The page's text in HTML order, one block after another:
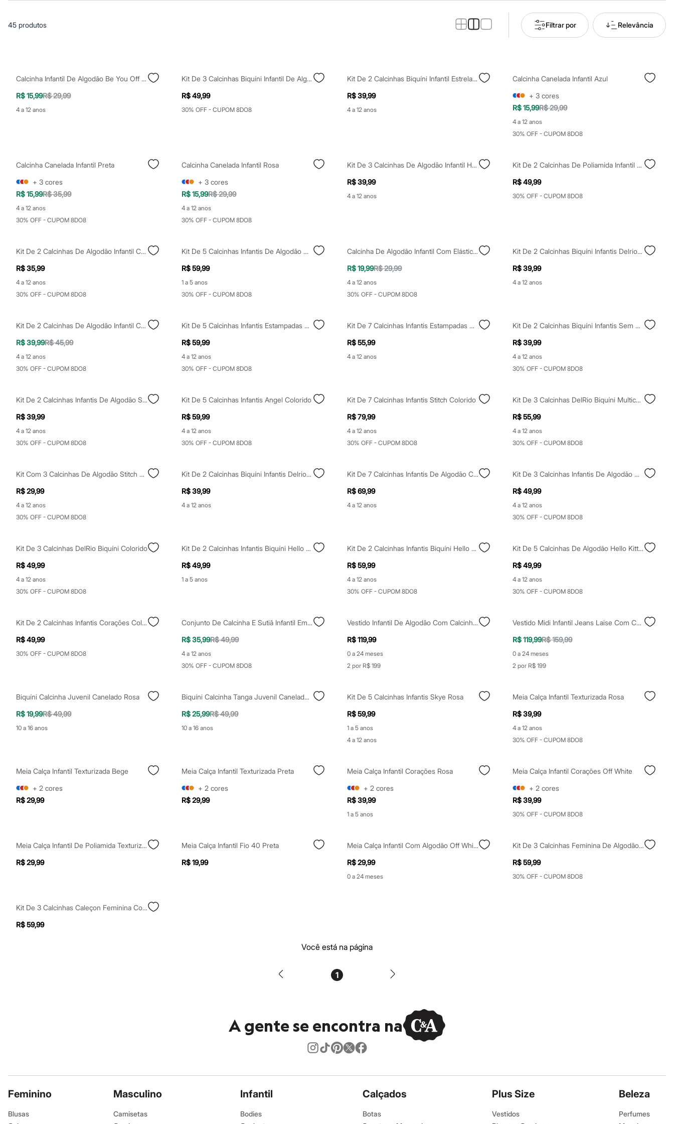
Blusas e Camisetas
Calças
Casacos e Jaquetas
Vestidos
Acessórios
Bolsas
Bonés e Chapéus
Bijoux
Chinelos
Sandálias
Sapatilhas
Tênis
Marcas
City
Sawary
Yessica
Moda esportiva
Acessórios
Blusas
Calçados
Moda íntima
Calcinhas
Cintas e Modeladores
Meias
Pijamas
Sutiãs e Tops
Maiôs
Personagens
Plus size
Blusas e Camisetas
Calças
Moda esportiva
Vestidos
Em alta
Dia dos Pais
Roupas
Bermudas
Camisas
Calças
Camisetas e Regatas
Casacos e Jaquetas
Bolsas e Mochilas
Chapéus e Bonés
Cintos
Carteiras
Chinelos
Sandálias e Papetes
Tênis
Calças
Regatas
Moda íntima
Cuecas
Personagens
Plus size
Blusas e Camisetas
Moda esportiva
Shorts e Bermudas
Todos os produtos
Acessórios
Bolsas e Mochilas
45 produtos Filtrar por Relevância
Calcinha Infantil De Algodão Be You Off White
R$ 15,99R$ 29,99
4 a 12 anos
Kit De 3 Calcinhas Biquíni Infantil De Algodão Delrio Colorido
R$ 49,99
30% OFF - CUPOM 8DO8
Kit De 2 Calcinhas Biquíni Infantil Estrelas Colorido
R$ 39,99
4 a 12 anos
Calcinha Canelada Infantil Azul
+ 3 cores
R$ 15,99R$ 29,99
4 a 12 anos
30% OFF - CUPOM 8DO8
Calcinha Canelada Infantil Preta
+ 3 cores
R$ 15,99R$ 35,99
4 a 12 anos
30% OFF - CUPOM 8DO8
Calcinha Canelada Infantil Rosa
+ 3 cores
R$ 15,99R$ 29,99
4 a 12 anos
30% OFF - CUPOM 8DO8
Kit De 3 Calcinhas De Algodão Infantil Hello Kitty Colorido
R$ 39,99
4 a 12 anos
Kit De 2 Calcinhas De Poliamida Infantil Multicor
R$ 49,99
30% OFF - CUPOM 8DO8
Kit De 2 Calcinhas De Algodão Infantil Colorido
R$ 35,99
4 a 12 anos
30% OFF - CUPOM 8DO8
Kit De 5 Calcinhas Infantis De Algodão Minnie Colorido
R$ 59,99
1 a 5 anos
30% OFF - CUPOM 8DO8
Calcinha De Algodão Infantil Com Elástico Off White
R$ 19,99R$ 29,99
4 a 12 anos
30% OFF - CUPOM 8DO8
Kit De 2 Calcinhas Biquíni Infantis Delrio Colorido
R$ 39,99
4 a 12 anos
Kit De 2 Calcinhas De Algodão Infantil Colorido
R$ 39,99R$ 45,99
4 a 12 anos
30% OFF - CUPOM 8DO8
Kit De 5 Calcinhas Infantis Estampadas De Algodão Colorido
R$ 59,99
4 a 12 anos
30% OFF - CUPOM 8DO8
Kit De 7 Calcinhas Infantis Estampadas De Algodão Colorido
R$ 55,99
4 a 12 anos
Kit De 2 Calcinhas Biquíni Infantis Sem Costura Colorido
R$ 39,99
4 a 12 anos
30% OFF - CUPOM 8DO8
Kit De 2 Calcinhas Infantis De Algodão Stitch Azul
R$ 39,99
4 a 12 anos
30% OFF - CUPOM 8DO8
Kit De 5 Calcinhas Infantis Angel Colorido
R$ 59,99
4 a 12 anos
30% OFF - CUPOM 8DO8
Kit De 7 Calcinhas Infantis Stitch Colorido
R$ 79,99
4 a 12 anos
30% OFF - CUPOM 8DO8
Kit De 3 Calcinhas DelRio Biquíni Multicor Colorido
R$ 55,99
4 a 12 anos
30% OFF - CUPOM 8DO8
Kit Com 3 Calcinhas De Algodão Stitch Colorido
R$ 29,99
4 a 12 anos
30% OFF - CUPOM 8DO8
Kit De 2 Calcinhas Biquíni Infantis Delrio Colorido
R$ 39,99
4 a 12 anos
Kit De 7 Calcinhas Infantis De Algodão Colorido
R$ 69,99
4 a 12 anos
Kit De 3 Calcinhas Infantis De Algodão Delrio Colorido
R$ 49,99
4 a 12 anos
30% OFF - CUPOM 8DO8
Kit De 3 Calcinhas DelRio Biquíni Colorido
R$ 49,99
4 a 12 anos
30% OFF - CUPOM 8DO8
Kit De 2 Calcinhas Infantis Biquíni Hello Kitty Rosa
R$ 49,99
1 a 5 anos
Kit De 2 Calcinhas Infantis Biquíni Hello Kitty Rosa
R$ 59,99
4 a 12 anos
30% OFF - CUPOM 8DO8
Kit De 5 Calcinhas De Algodão Hello Kitty Colorido
R$ 49,99
4 a 12 anos
30% OFF - CUPOM 8DO8
Kit De 2 Calcinhas Infantis Corações Colorido
R$ 49,99
30% OFF - CUPOM 8DO8
Conjunto De Calcinha E Sutiã Infantil Em Algodão Delrio Branco
R$ 35,99R$ 49,99
4 a 12 anos
30% OFF - CUPOM 8DO8
Vestido Infantil De Algodão Com Calcinha Floral Off White
R$ 119,99
0 a 24 meses
2 por R$ 199
Vestido Midi Infantil Jeans Laise Com Calcinha Azul
R$ 119,99R$ 159,99
0 a 24 meses
2 por R$ 199
Biquíni Calcinha Juvenil Canelado Rosa
R$ 19,99R$ 49,99
10 a 16 anos
Biquíni Calcinha Tanga Juvenil Canelado Verde
R$ 25,99R$ 49,99
10 a 16 anos
Kit De 5 Calcinhas Infantis Skye Rosa
R$ 59,99
1 a 5 anos
4 a 12 anos
Meia Calça Infantil Texturizada Rosa
R$ 39,99
4 a 12 anos
30% OFF - CUPOM 8DO8
Meia Calça Infantil Texturizada Bege
+ 2 cores
R$ 29,99
Meia Calça Infantil Texturizada Preta
+ 2 cores
R$ 29,99
Meia Calça Infantil Corações Rosa
+ 2 cores
R$ 39,99
1 a 5 anos
Meia Calça Infantil Corações Off White
+ 2 cores
R$ 39,99
30% OFF - CUPOM 8DO8
Meia Calça Infantil De Poliamida Texturizada Lupo Branca
R$ 29,99
Meia Calça Infantil Fio 40 Preta
R$ 19,99
Meia Calça Infantil Com Algodão Off White
R$ 29,99
0 a 24 meses
Kit De 3 Calcinhas Feminina De Algodão Colorido
R$ 59,99
30% OFF - CUPOM 8DO8
Kit De 3 Calcinhas Caleçon Feminina Colorido
R$ 59,99
Você está na página
1
A gente se encontra na
Feminino
Blusas
Masculino
Camisetas
Infantil
Bodies
Calçados
Botas
Plus Size
Vestidos
Beleza
Perfumes